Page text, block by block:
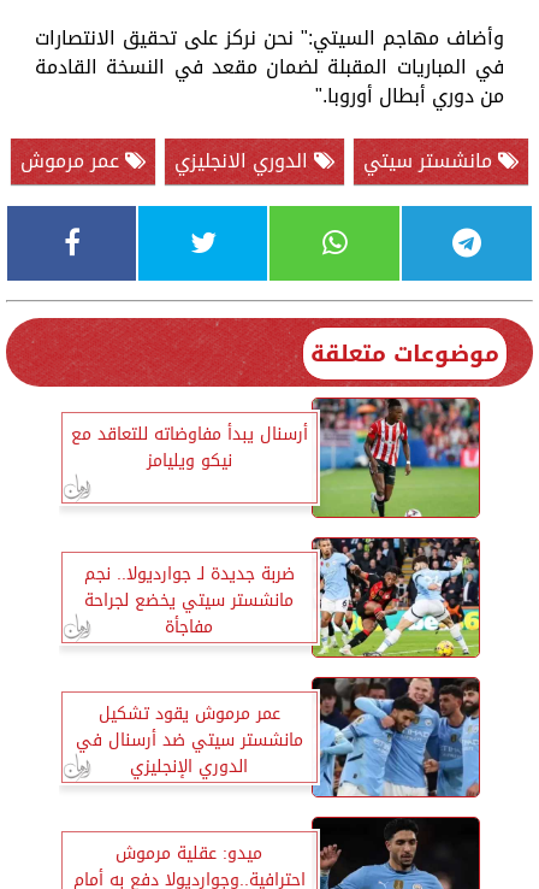
وأضاف مهاجم السيتي:" نحن نركز على تحقيق الانتصارات
في المباريات المقبلة لضمان مقعد في النسخة القادمة
من دوري أبطال أوروبا."
مانشستر سيتي
الدوري الانجليزي عمر مرموش
موضوعات متعلقة
أرسنال يبدأ مفاوضاته للتعاقد مع
نيكو ويليامز
ضربة جديدة لـ جوارديولا.. نجم
مانشستر سيتي يخضع لجراحة
مفاجأة
عمر مرموش يقود تشكيل
مانشستر سيتي ضد أرسنال في
الدوري الإنجليزي
ميدو: عقلية مرموش
احترافية..وجوارديولا دفع به أمام